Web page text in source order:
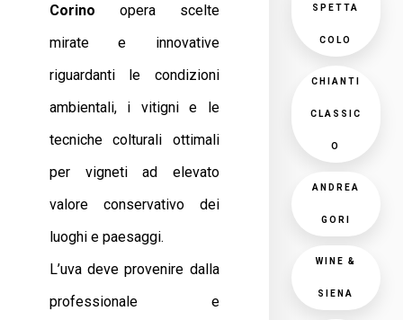
Corino opera scelte
mirate e innovative
riguardanti le condizioni
ambientali, i vitigni e le
tecniche colturali ottimali
per vigneti ad elevato
valore conservativo dei
luoghi e paesaggi.
L’uva deve provenire dalla
professionale e
SPETTA
COLO
CHIANTI
CLASSIC
O
ANDREA
GORI
WINE &
SIENA